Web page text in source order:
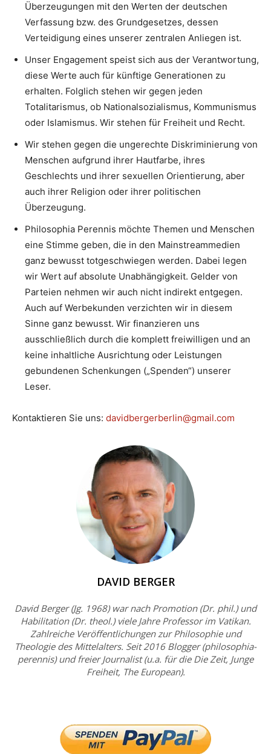
Überzeugungen mit den Werten der deutschen
Verfassung bzw. des Grundgesetzes, dessen
Verteidigung eines unserer zentralen Anliegen ist.
Unser Engagement speist sich aus der Verantwortung,
diese Werte auch für künftige Generationen zu
erhalten. Folglich stehen wir gegen jeden
Totalitarismus, ob Nationalsozialismus, Kommunismus
oder Islamismus. Wir stehen für Freiheit und Recht.
Wir stehen gegen die ungerechte Diskriminierung von
Menschen aufgrund ihrer Hautfarbe, ihres
Geschlechts und ihrer sexuellen Orientierung, aber
auch ihrer Religion oder ihrer politischen
Überzeugung.
Philosophia Perennis möchte Themen und Menschen
eine Stimme geben, die in den Mainstreammedien
ganz bewusst totgeschwiegen werden. Dabei legen
wir Wert auf absolute Unabhängigkeit. Gelder von
Parteien nehmen wir auch nicht indirekt entgegen.
Auch auf Werbekunden verzichten wir in diesem
Sinne ganz bewusst. Wir finanzieren uns
ausschließlich durch die komplett freiwilligen und an
keine inhaltliche Ausrichtung oder Leistungen
gebundenen Schenkungen („Spenden“) unserer
Leser.
Kontaktieren Sie uns: davidbergerberlin@gmail.com
DAVID BERGER
David Berger (Jg. 1968) war nach Promotion (Dr. phil.) und
Habilitation (Dr. theol.) viele Jahre Professor im Vatikan.
Zahlreiche Veröffentlichungen zur Philosophie und
Theologie des Mittelalters. Seit 2016 Blogger (philosophia-
perennis) und freier Journalist (u.a. für die Die Zeit, Junge
Freiheit, The European).